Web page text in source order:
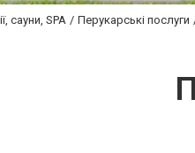
сауни, SPA Перукарські послуги